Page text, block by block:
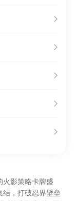
火影策略卡牌盛
结，打破忍界壁垒